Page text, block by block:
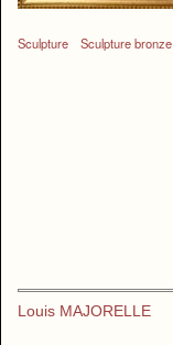
Sculpture Sculpture bronze
Louis MAJORELLE